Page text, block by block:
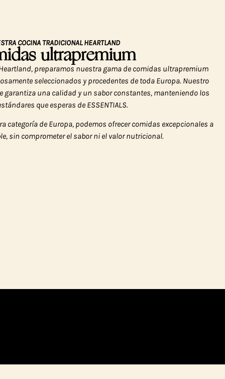
COCINA TRADICIONAL HEARTLAND
ultrapremium
preparamos nuestra gama de comidas ultrapremium
seleccionados y procedentes de toda Europa. Nuestro
garantiza una calidad y un sabor constantes, manteniendo los
que esperas de ESSENTIALS.
categoría de Europa, podemos ofrecer comidas excepcionales a
sin comprometer el sabor ni el valor nutricional.